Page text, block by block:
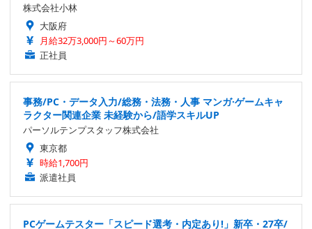
株式会社小林
大阪府
月給32万3,000円～60万円
正社員
事務/PC・データ入力/総務・法務・人事 マンガ·ゲームキャ
ラクター関連企業 未経験から/語学スキルUP
パーソルテンプスタッフ株式会社
東京都
時給1,700円
派遣社員
PCゲームテスター「スピード選考・内定あり!」新卒・27卒/